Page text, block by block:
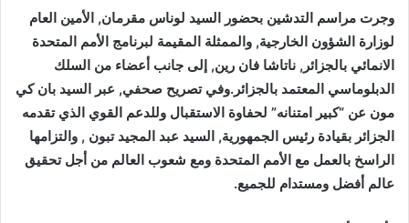
وجرت مراسم التدشين بحضور السيد لوناس مقرمان, الأمين العام
لوزارة الشؤون الخارجية, والممثلة المقيمة لبرنامج الأمم المتحدة
الانمائي بالجزائر, ناتاشا فان رين, إلى جانب أعضاء من السلك
الدبلوماسي المعتمد بالجزائر.وفي تصريح صحفي, عبر السيد بان كي
مون عن “كبير امتنانه” لحفاوة الاستقبال وللدعم القوي الذي تقدمه
الجزائر بقيادة رئيس الجمهورية, السيد عبد المجيد تبون , والتزامها
الراسخ بالعمل مع الأمم المتحدة ومع شعوب العالم من أجل تحقيق
عالم أفضل ومستدام للجميع.